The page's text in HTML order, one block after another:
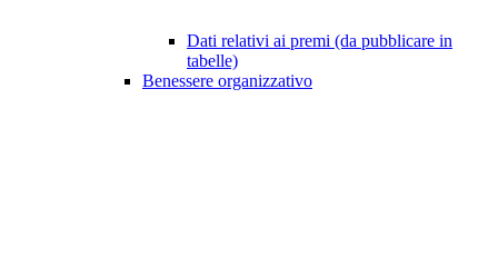
Dati relativi ai premi (da pubblicare in
tabelle)
Benessere organizzativo